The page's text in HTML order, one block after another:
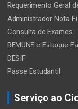
Requerimento Geral
Administrador Nota
Consulta de Exames
REMUNE e Estoque
DESIF
Passe Estudantil
Serviço ao